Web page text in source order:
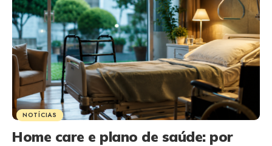
NOTÍCIAS
Home care e plano de saúde: por